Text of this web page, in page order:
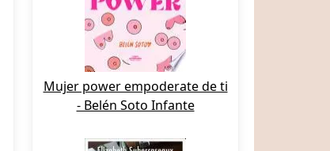
Mujer power empoderate de ti
- Belén Soto Infante